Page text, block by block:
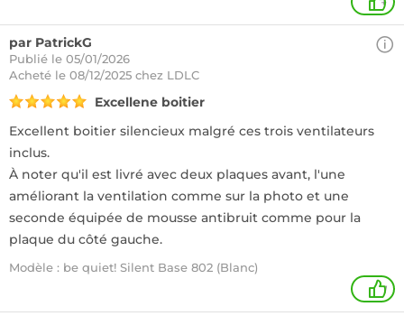
par PatrickG
Publié le 05/01/2026
Acheté le 08/12/2025 chez LDLC
Excellene boitier
Excellent boitier silencieux malgré ces trois ventilateurs
inclus.
À noter qu'il est livré avec deux plaques avant, l'une
améliorant la ventilation comme sur la photo et une
seconde équipée de mousse antibruit comme pour la
plaque du côté gauche.
Modèle : be quiet! Silent Base 802 (Blanc)
1